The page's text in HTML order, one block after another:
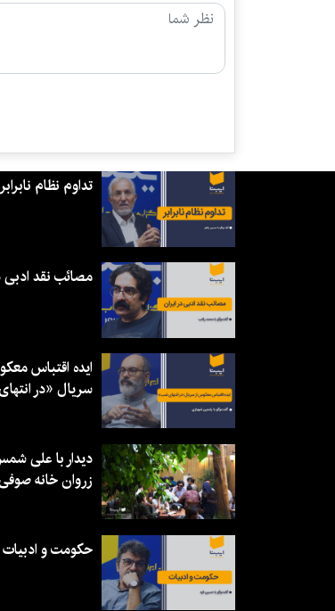
تداوم نظام نابرابر
مصائب نقد ادبی
ایده اقتباس
سریال «در
دیدار با علی
زروان خانه
حکومت و ادبیات